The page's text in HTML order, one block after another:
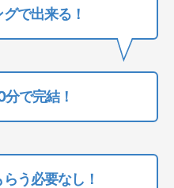
で出来る！
で完結！
う必要なし！